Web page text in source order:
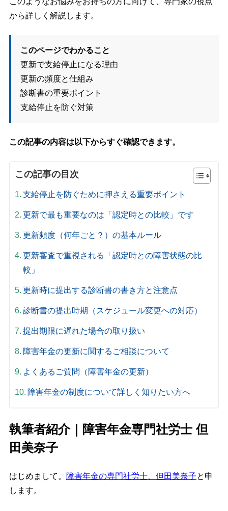
から詳しく解説します。
このページでわかること
更新で支給停止になる理由
更新の頻度と仕組み
診断書の重要ポイント
支給停止を防ぐ対策
この記事の内容は以下からすぐ確認できます。
この記事の目次
支給停止を防ぐために押さえる重要ポイント
更新で最も重要なのは「認定時との比較」です
更新頻度（何年ごと？）の基本ルール
更新審査で重視される「認定時との障害状態の比
較」
更新時に提出する診断書の書き方と注意点
診断書の提出時期（スケジュール変更への対応）
提出期限に遅れた場合の取り扱い
障害年金の更新に関するご相談について
よくあるご質問（障害年金の更新）
障害年金の制度について詳しく知りたい方へ
執筆者紹介｜障害年金専門社労士 但
田美奈子
はじめまして。 障害年金の専門社労士、但田美奈子と申
します。